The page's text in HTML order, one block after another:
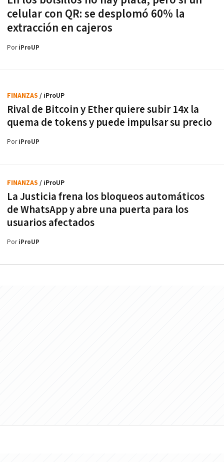
celular con QR: se desplomó 60% la
extracción en cajeros
PoriProUP
Rival de Bitcoin y Ether quiere subir 14x la
quema de tokens y puede impulsar su precio
FINANZAS / iProUP
PoriProUP
La Justicia frena los bloqueos automáticos
de WhatsApp y abre una puerta para los
usuarios afectados
FINANZAS / iProUP
PoriProUP